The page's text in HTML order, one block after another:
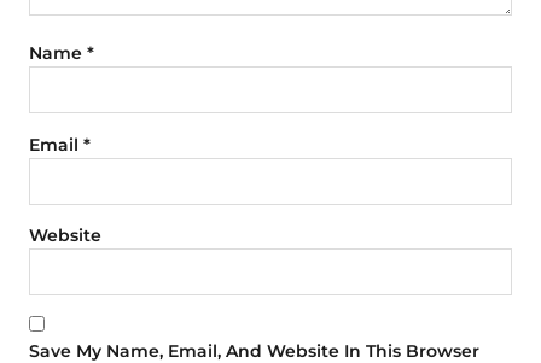
Name *
Email *
Website
Save My Name, Email, And Website In This Browser